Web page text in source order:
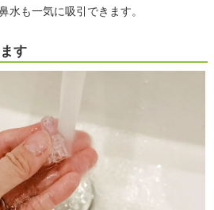
水も一気に吸引できます。
す